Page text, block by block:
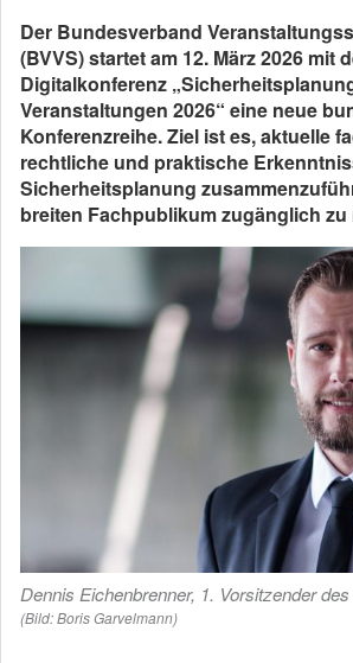
Der Bundesverband
(BVVS) startet am 12. März 2026 mit
Digitalkonferenz
Veranstaltungen 2026“ eine neue
Konferenzreihe. Ziel ist es, aktuelle
rechtliche und praktische
Sicherheitsplanung
breiten Fachpublikum zugänglich zu
Dennis Eichenbrenner, 1. Vorsitzender
(Bild: Boris Garvelmann)